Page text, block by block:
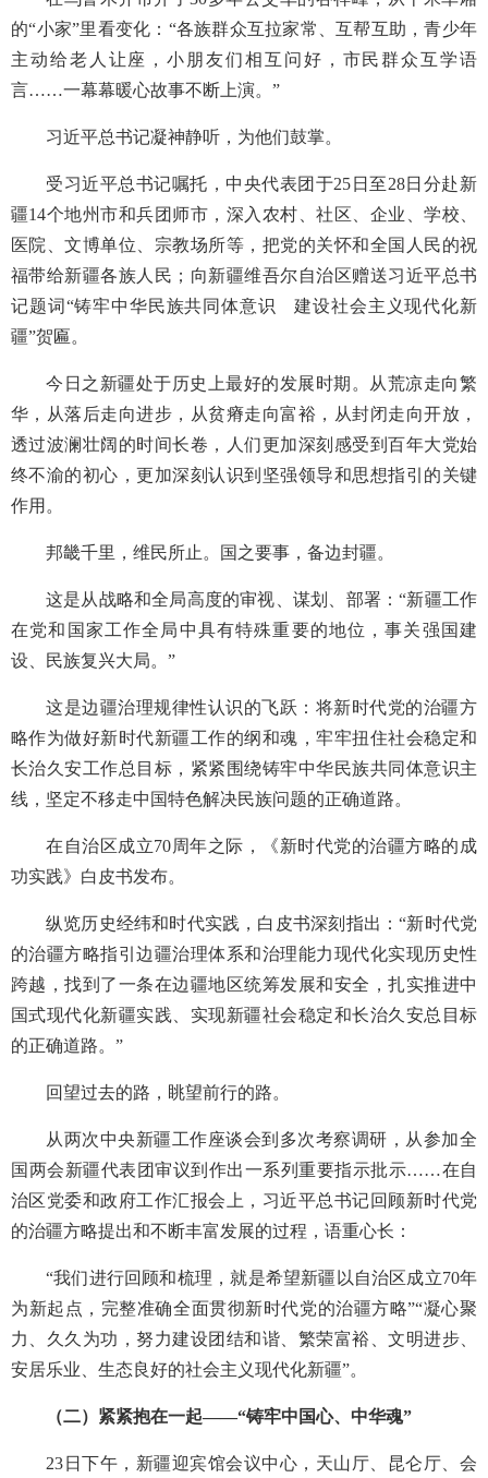
的“小家”里看变化：“各族群众互拉家常、互帮互助，青少年
主动给老人让座，小朋友们相互问好，市民群众互学语
言……一幕幕暖心故事不断上演。”
习近平总书记凝神静听，为他们鼓掌。
受习近平总书记嘱托，中央代表团于25日至28日分赴新
疆14个地州市和兵团师市，深入农村、社区、企业、学校、
医院、文博单位、宗教场所等，把党的关怀和全国人民的祝
福带给新疆各族人民；向新疆维吾尔自治区赠送习近平总书
记题词“铸牢中华民族共同体意识 建设社会主义现代化新
疆”贺匾。
今日之新疆处于历史上最好的发展时期。从荒凉走向繁
华，从落后走向进步，从贫瘠走向富裕，从封闭走向开放，
透过波澜壮阔的时间长卷，人们更加深刻感受到百年大党始
终不渝的初心，更加深刻认识到坚强领导和思想指引的关键
作用。
邦畿千里，维民所止。国之要事，备边封疆。
这是从战略和全局高度的审视、谋划、部署：“新疆工作
在党和国家工作全局中具有特殊重要的地位，事关强国建
设、民族复兴大局。”
这是边疆治理规律性认识的飞跃：将新时代党的治疆方
略作为做好新时代新疆工作的纲和魂，牢牢扭住社会稳定和
长治久安工作总目标，紧紧围绕铸牢中华民族共同体意识主
线，坚定不移走中国特色解决民族问题的正确道路。
在自治区成立70周年之际，《新时代党的治疆方略的成
功实践》白皮书发布。
纵览历史经纬和时代实践，白皮书深刻指出：“新时代党
的治疆方略指引边疆治理体系和治理能力现代化实现历史性
跨越，找到了一条在边疆地区统筹发展和安全，扎实推进中
国式现代化新疆实践、实现新疆社会稳定和长治久安总目标
的正确道路。”
回望过去的路，眺望前行的路。
从两次中央新疆工作座谈会到多次考察调研，从参加全
国两会新疆代表团审议到作出一系列重要指示批示……在自
治区党委和政府工作汇报会上，习近平总书记回顾新时代党
的治疆方略提出和不断丰富发展的过程，语重心长：
“我们进行回顾和梳理，就是希望新疆以自治区成立70年
为新起点，完整准确全面贯彻新时代党的治疆方略”“凝心聚
力、久久为功，努力建设团结和谐、繁荣富裕、文明进步、
安居乐业、生态良好的社会主义现代化新疆”。
（二）紧紧抱在一起——“铸牢中国心、中华魂”
23日下午，新疆迎宾馆会议中心，天山厅、昆仑厅、会